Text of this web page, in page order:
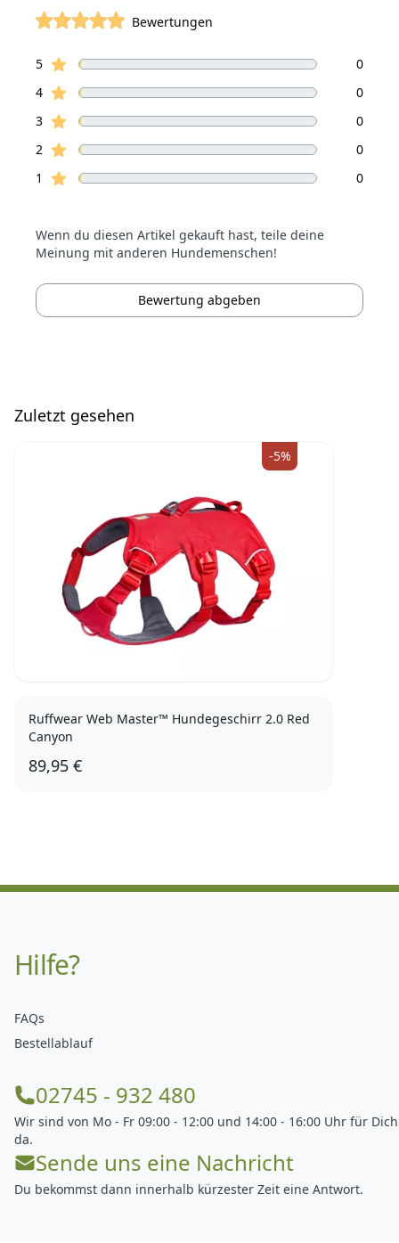
Bewertungen
Bewertungen
5Sterne Bewertungen
0
4Sterne Bewertungen
0
3Sterne Bewertungen
0
2 Sterne Bewertungen
0
1
Sterne Bewertungen 0
Wenn du diesen Artikel gekauft hast, teile deine
Meinung mit anderen Hundemenschen!
Bewertung abgeben
Zuletzt gesehen
-5%
Ruffwear Web Master™ Hundegeschirr 2.0 Red
Canyon
89,95 €
Hilfe?
FAQs
Bestellablauf
02745 - 932 480
Wir sind von Mo - Fr 09:00 - 12:00 und 14:00 - 16:00 Uhr für Dich
da.
Sende uns eine Nachricht
Du bekommst dann innerhalb kürzester Zeit eine Antwort.